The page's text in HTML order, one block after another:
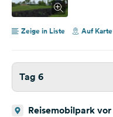
Zeige in Liste Auf
Tag 6
Reisemobilpark